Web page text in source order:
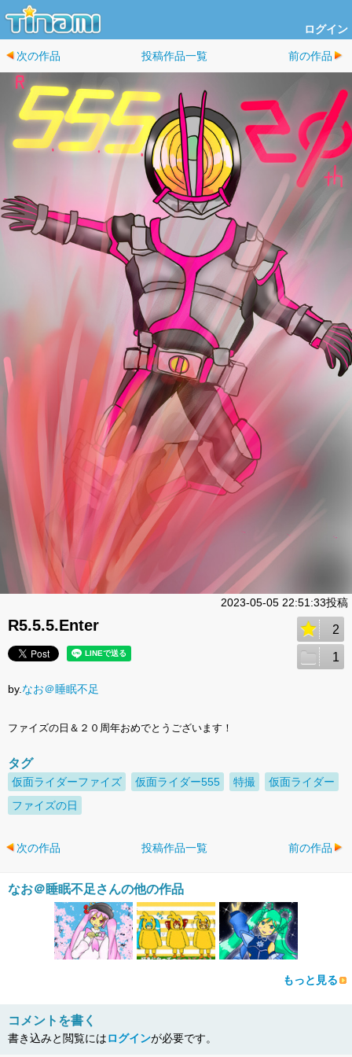
ログイン
次の作品 投稿作品一覧 前の作品
2023-05-05 22:51:33投稿
R5.5.5.Enter 2
1
by. なお＠睡眠不足
ファイズの日＆２０周年おめでとうございます！
タグ
仮面ライダーファイズ 仮面ライダー555 特撮
仮面ライダー
ファイズの日
次の作品 投稿作品一覧 前の作品
なお＠睡眠不足さんの他の作品
もっと見る
コメントを書く
書き込みと閲覧にはログインが必要です。